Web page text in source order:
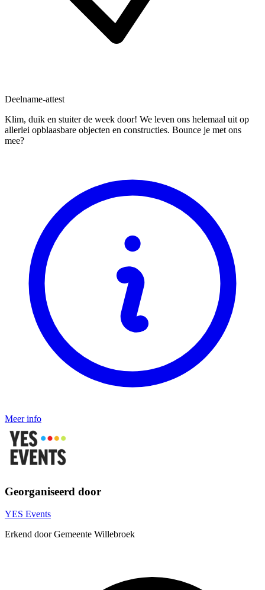
Deelname-attest
Klim, duik en stuiter de week door! We leven ons helemaal uit op
allerlei opblaasbare objecten en constructies. Bounce je met ons
mee?
Meer info
Georganiseerd door
YES Events
Erkend door Gemeente Willebroek